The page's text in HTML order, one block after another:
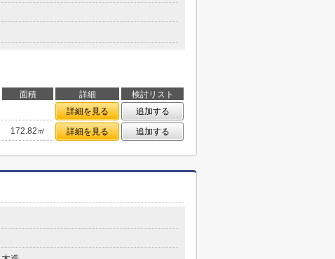
面積 詳細 検討リスト
詳細を見る
追加する
172.82㎡ 詳細を見る 追加する